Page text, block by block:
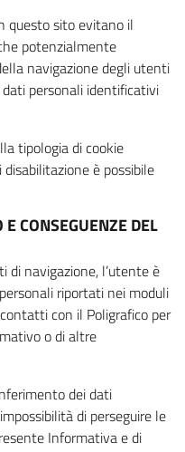
questo sito evitano il
potenzialmente
navigazione degli utenti
personali identificativi
tipologia di cookie
è possibile
CONSEGUENZE DEL
di navigazione, l’utente è
riportati nei moduli
con il Poligrafico per
o di altre
dei dati
di perseguire le
Informativa e di